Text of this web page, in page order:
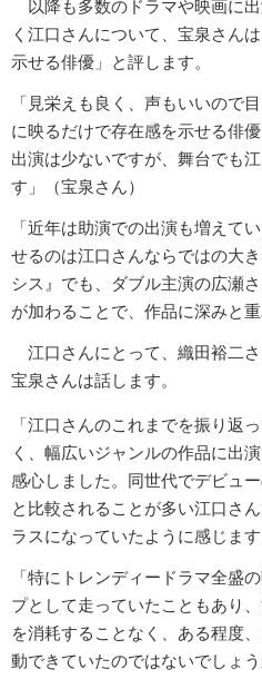
以降も多数のドラマや映画に
く江口さんについて、宝泉さん
示せる俳優」と評します。
「見栄えも良く、声もいいので
に映るだけで存在感を示せる俳
出演は少ないですが、舞台でも
す」（宝泉さん）
「近年は助演での出演も増えて
せるのは江口さんならではの大
シス』でも、ダブル主演の広瀬
が加わることで、作品に深みと
江口さんにとって、織田裕二
宝泉さんは話します。
「江口さんのこれまでを振り返
く、幅広いジャンルの作品に出
感心しました。同世代でデビュ
と比較されることが多い江口さ
ラスになっていたように感じます
「特にトレンディードラマ全盛
プとして走っていたこともあり
を消耗することなく、ある程度
動できていたのではないでしょう